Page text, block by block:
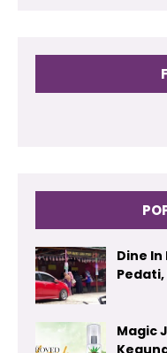
Dine
Magic